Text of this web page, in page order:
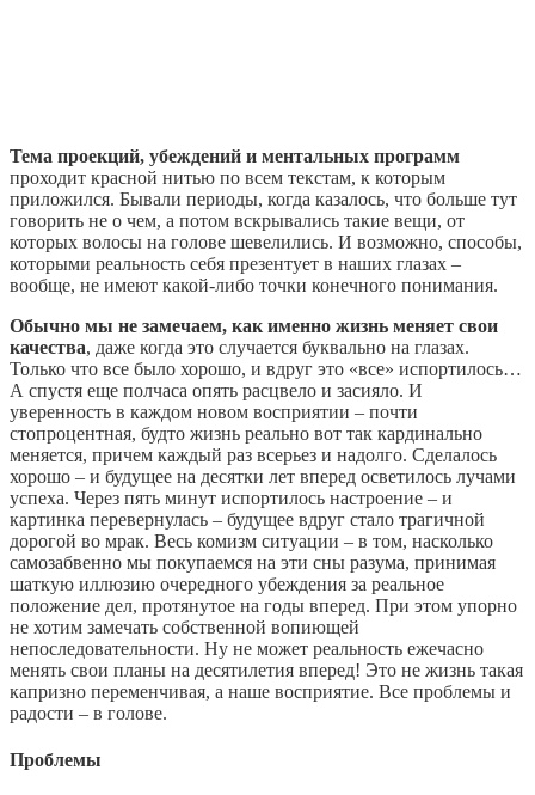
Тема проекций, убеждений и ментальных программ
проходит красной нитью по всем текстам, к которым
приложился. Бывали периоды, когда казалось, что больше тут
говорить не о чем, а потом вскрывались такие вещи, от
которых волосы на голове шевелились. И возможно, способы,
которыми реальность себя презентует в наших глазах –
вообще, не имеют какой-либо точки конечного понимания.
Обычно мы не замечаем, как именно жизнь меняет свои
качества, даже когда это случается буквально на глазах.
Только что все было хорошо, и вдруг это «все» испортилось…
А спустя еще полчаса опять расцвело и засияло. И
уверенность в каждом новом восприятии – почти
стопроцентная, будто жизнь реально вот так кардинально
меняется, причем каждый раз всерьез и надолго. Сделалось
хорошо – и будущее на десятки лет вперед осветилось лучами
успеха. Через пять минут испортилось настроение – и
картинка перевернулась – будущее вдруг стало трагичной
дорогой во мрак. Весь комизм ситуации – в том, насколько
самозабвенно мы покупаемся на эти сны разума, принимая
шаткую иллюзию очередного убеждения за реальное
положение дел, протянутое на годы вперед. При этом упорно
не хотим замечать собственной вопиющей
непоследовательности. Ну не может реальность ежечасно
менять свои планы на десятилетия вперед! Это не жизнь такая
капризно переменчивая, а наше восприятие. Все проблемы и
радости – в голове.
Проблемы